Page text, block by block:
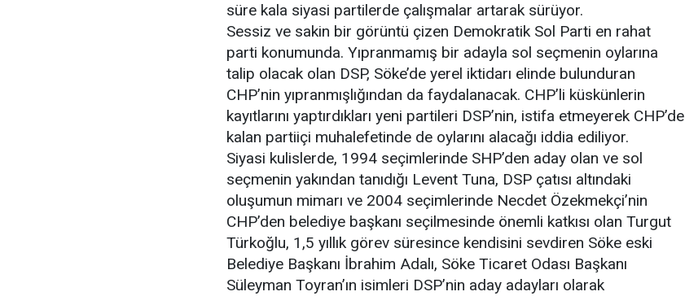
süre kala siyasi partilerde çalışmalar artarak sürüyor.
Sessiz ve sakin bir görüntü çizen Demokratik Sol Parti en rahat
parti konumunda. Yıpranmamış bir adayla sol seçmenin oylarına
talip olacak olan DSP, Söke’de yerel iktidarı elinde bulunduran
CHP’nin yıpranmışlığından da faydalanacak. CHP’li küskünlerin
kayıtlarını yaptırdıkları yeni partileri DSP’nin, istifa etmeyerek CHP’de
kalan partiiçi muhalefetinde de oylarını alacağı iddia ediliyor.
Siyasi kulislerde, 1994 seçimlerinde SHP’den aday olan ve sol
seçmenin yakından tanıdığı Levent Tuna, DSP çatısı altındaki
oluşumun mimarı ve 2004 seçimlerinde Necdet Özekmekçi’nin
CHP’den belediye başkanı seçilmesinde önemli katkısı olan Turgut
Türkoğlu, 1,5 yıllık görev süresince kendisini sevdiren Söke eski
Belediye Başkanı İbrahim Adalı, Söke Ticaret Odası Başkanı
Süleyman Toyran’ın isimleri DSP’nin aday adayları olarak